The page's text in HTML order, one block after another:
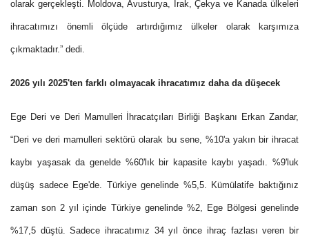
olarak gerçekleşti. Moldova, Avusturya, Irak, Çekya ve Kanada ülkeleri
ihracatımızı önemli ölçüde artırdığımız ülkeler olarak karşımıza
çıkmaktadır.” dedi.
2026 yılı 2025'ten farklı olmayacak ihracatımız daha da düşecek
Ege Deri ve Deri Mamulleri İhracatçıları Birliği Başkanı Erkan Zandar,
“Deri ve deri mamulleri sektörü olarak bu sene, %10'a yakın bir ihracat
kaybı yaşasak da genelde %60'lık bir kapasite kaybı yaşadı. %9'luk
düşüş sadece Ege'de. Türkiye genelinde %5,5. Kümülatife baktığınız
zaman son 2 yıl içinde Türkiye genelinde %2, Ege Bölgesi genelinde
%17,5 düştü. Sadece ihracatımız 34 yıl önce ihraç fazlası veren bir